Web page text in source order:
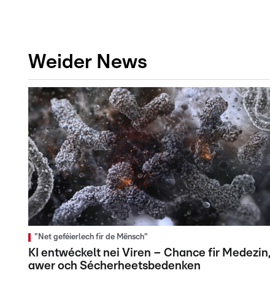
Weider News
"Net geféierlech fir de Mënsch"
KI entwéckelt nei Viren – Chance fir Medezin,
awer och Sécherheetsbedenken